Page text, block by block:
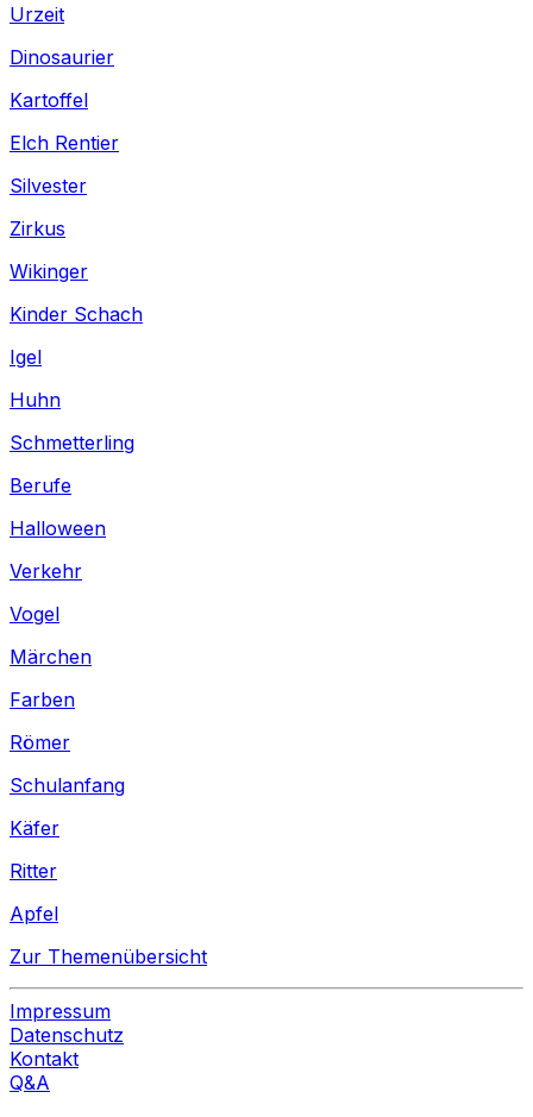
Urzeit
Dinosaurier
Kartoffel
Elch Rentier
Silvester
Zirkus
Wikinger
Kinder Schach
Igel
Huhn
Schmetterling
Berufe
Halloween
Verkehr
Vogel
Märchen
Farben
Römer
Schulanfang
Käfer
Ritter
Apfel
Zur Themenübersicht
Impressum
Datenschutz
Kontakt
Q&A